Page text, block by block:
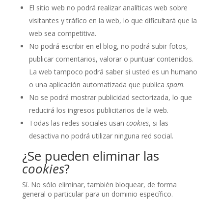
El sitio web no podrá realizar analíticas web sobre
visitantes y tráfico en la web, lo que dificultará que la
web sea competitiva.
No podrá escribir en el blog, no podrá subir fotos,
publicar comentarios, valorar o puntuar contenidos.
La web tampoco podrá saber si usted es un humano
o una aplicación automatizada que publica spam.
No se podrá mostrar publicidad sectorizada, lo que
reducirá los ingresos publicitarios de la web.
Todas las redes sociales usan cookies, si las
desactiva no podrá utilizar ninguna red social.
¿Se pueden eliminar las
cookies?
Sí. No sólo eliminar, también bloquear, de forma
general o particular para un dominio específico.